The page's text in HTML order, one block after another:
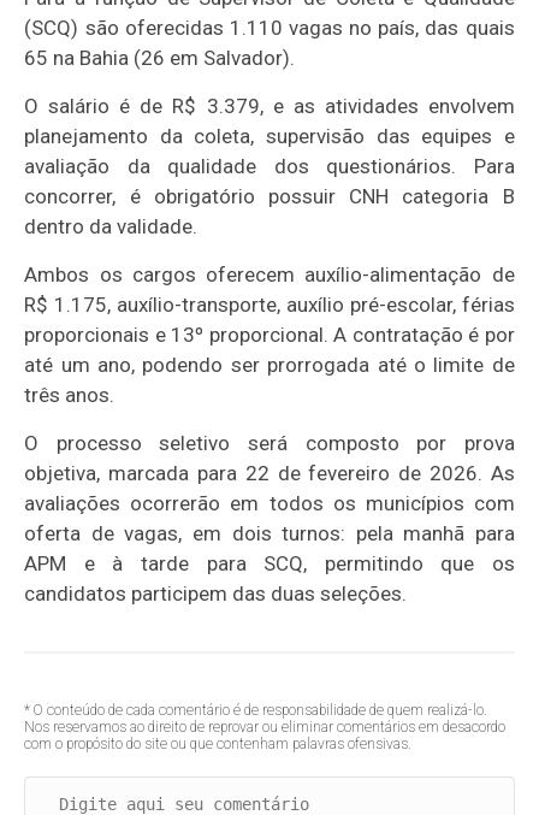
(SCQ) são oferecidas 1.110 vagas no país, das quais
65 na Bahia (26 em Salvador).
O salário é de R$ 3.379, e as atividades envolvem
planejamento da coleta, supervisão das equipes e
avaliação da qualidade dos questionários. Para
concorrer, é obrigatório possuir CNH categoria B
dentro da validade.
Ambos os cargos oferecem auxílio-alimentação de
R$ 1.175, auxílio-transporte, auxílio pré-escolar, férias
proporcionais e 13º proporcional. A contratação é por
até um ano, podendo ser prorrogada até o limite de
três anos.
O processo seletivo será composto por prova
objetiva, marcada para 22 de fevereiro de 2026. As
avaliações ocorrerão em todos os municípios com
oferta de vagas, em dois turnos: pela manhã para
APM e à tarde para SCQ, permitindo que os
candidatos participem das duas seleções.
* O conteúdo de cada comentário é de responsabilidade de quem realizá-lo.
Nos reservamos ao direito de reprovar ou eliminar comentários em desacordo
com o propósito do site ou que contenham palavras ofensivas.